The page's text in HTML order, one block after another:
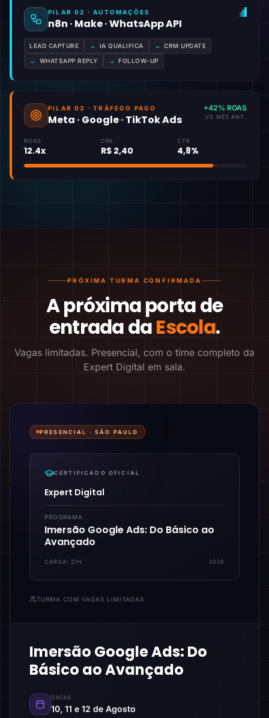
PILAR 02 · AUTOMAÇÕES
n8n · Make · WhatsApp API
LEAD CAPTURE → IA QUALIFICA → CRM UPDATE
→ WHATSAPP REPLY → FOLLOW-UP
PILAR 03 · TRÁFEGO PAGO
Meta · Google · TikTok Ads
+42% ROAS
VS MÊS ANT.
ROAS
12.4x
CPA
R$ 2,40
CTR
4,8%
PRÓXIMA TURMA CONFIRMADA
A próxima porta de
entrada daEscola.
Vagas limitadas. Presencial, com o time completo da
Expert Digital em sala.
PRESENCIAL ·SÃO PAULO
CERTIFICADO OFICIAL
Expert Digital
PROGRAMA
Imersão Google Ads: Do Básico ao
Avançado
CARGA: 21H 2026
TURMA COM VAGAS LIMITADAS
Imersão Google Ads: Do
Básico ao Avançado
DATAS
10, 11 e 12 de Agosto